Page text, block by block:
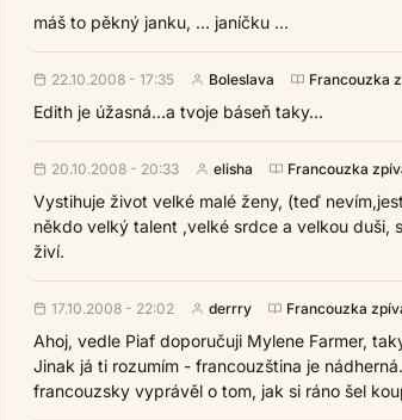
máš to pěkný janku, ... janíčku ...
22.10.2008 - 17:35 Boleslava Francouzka
Edith je úžasná...a tvoje báseň taky...
20.10.2008 - 20:33 elisha Francouzka
Vystihuje život velké malé ženy, (teď
někdo velký talent ,velké srdce a velkou duši,
živí.
17.10.2008 - 22:02 derrry Francouzka
Ahoj, vedle Piaf doporučuji Mylene Farmer,
Jinak já ti rozumím - francouzština je
francouzsky vyprávěl o tom, jak si ráno šel